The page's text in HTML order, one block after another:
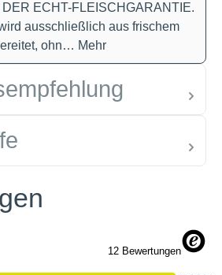
ECHT-FLEISCHGARANTIE.
ausschließlich aus frischem
ohn… Mehr